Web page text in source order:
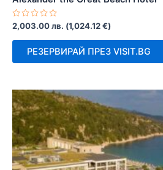
Оценено
с
0
2,003.00лв. (1,024.12€)
РЕЗЕРВИРАЙ ПРЕЗ VISIT.BG